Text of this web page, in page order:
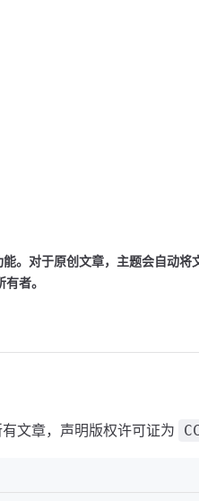
。对于原创文章，主题会自动将
者。
文章，声明版权许可证为